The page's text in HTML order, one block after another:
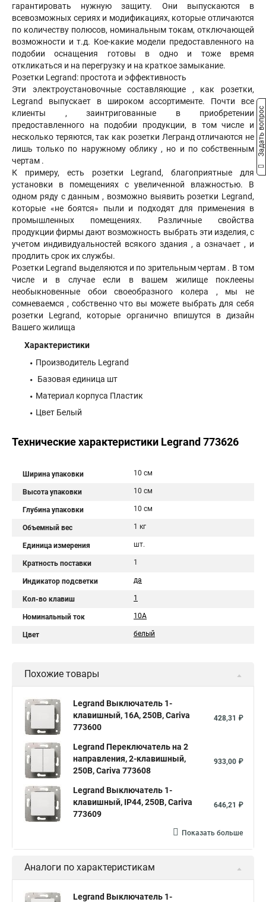
гарантировать нужную защиту. Они выпускаются в
всевозможных сериях и модификациях, которые отличаются
по количеству полюсов, номинальным токам, отключающей
возможности и т.д. Кое-какие модели предоставленного на
подобии оснащения готовы в одно и тоже время
откликаться и на перегрузку и на краткое замыкание.
Розетки Legrand: простота и эффективность
Эти электроустановочные составляющие , как розетки,
Legrand выпускает в широком ассортименте. Почти все
клиенты , заинтригованные в приобретении
предоставленного на подобии продукции, в том числе и
несколько теряются, так как розетки Легранд отличаются не
лишь только по наружному облику , но и по собственным
чертам .
К примеру, есть розетки Legrand, благоприятные для
установки в помещениях с увеличенной влажностью. В
одном ряду с данным , возможно выявить розетки Legrand,
которые «не боятся» пыли и подходят для применения в
промышленных помещениях. Различные свойства
продукции фирмы дают возможность выбрать эти изделия, с
учетом индивидуальностей всякого здания , а означает , и
продлить срок их службы.
Розетки Legrand выделяются и по зрительным чертам . В том
числе и в случае если в вашем жилище поклеены
необыкновенные обои своеобразного колера , мы не
сомневаемся , собственно что вы можете выбрать для себя
розетки Legrand, которые органично впишутся в дизайн
Вашего жилища
Характеристики
Производитель Legrand
Базовая единица шт
Материал корпуса Пластик
Цвет Белый
Технические характеристики Legrand 773626
Ширина упаковки 10 см
Высота упаковки 10 см
Глубина упаковки 10 см
Объемный вес 1 кг
Единица измерения шт.
Кратность поставки 1
Индикатор подсветки да
Кол-во клавиш 1
Номинальный ток 10A
Цвет белый
Похожие товары
Legrand Выключатель 1-
клавишный, 16А, 250В, Cariva
773600
428,31 ₽
Legrand Переключатель на 2
направления, 2-клавишный,
250В, Cariva 773608
933,00 ₽
Legrand Выключатель 1-
клавишный, IP44, 250В, Cariva
773609
646,21 ₽
Показать больше
Аналоги по характеристикам
Legrand Выключатель 1-
Задать вопрос